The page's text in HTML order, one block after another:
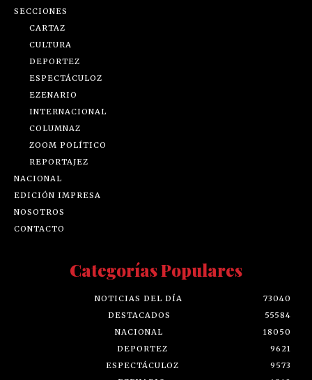
SECCIONES
CARTAZ
CULTURA
DEPORTEZ
ESPECTÁCULOZ
EZENARIO
INTERNACIONAL
COLUMNAZ
ZOOM POLÍTICO
REPORTAJEZ
NACIONAL
EDICIÓN IMPRESA
NOSOTROS
CONTACTO
Categorías Populares
NOTICIAS DEL DÍA
73040
DESTACADOS
55584
NACIONAL
18050
DEPORTEZ
9621
ESPECTÁCULOZ
9573